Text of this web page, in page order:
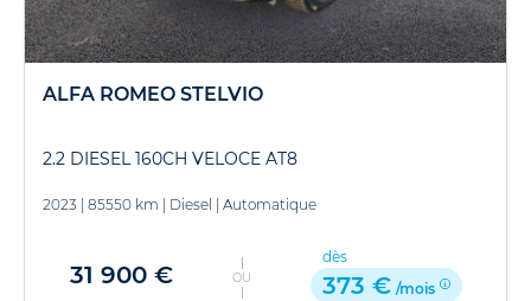
ALFA ROMEO STELVIO
2.2 DIESEL 160CH VELOCE AT8
2023 | 85550 km | Diesel | Automatique
31 900 € OU
dès
373 € /mois